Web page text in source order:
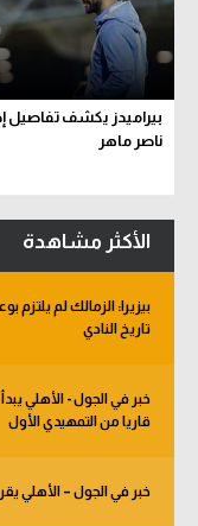
بيراميدز يكشف تفاصيل
ناصر ماهر
الأكثر مشاهدة
بيزيرا: الزمالك لم
تاريخ النادي
قاريا من التمهيدي الأول
خبر في الجول – الأهلي